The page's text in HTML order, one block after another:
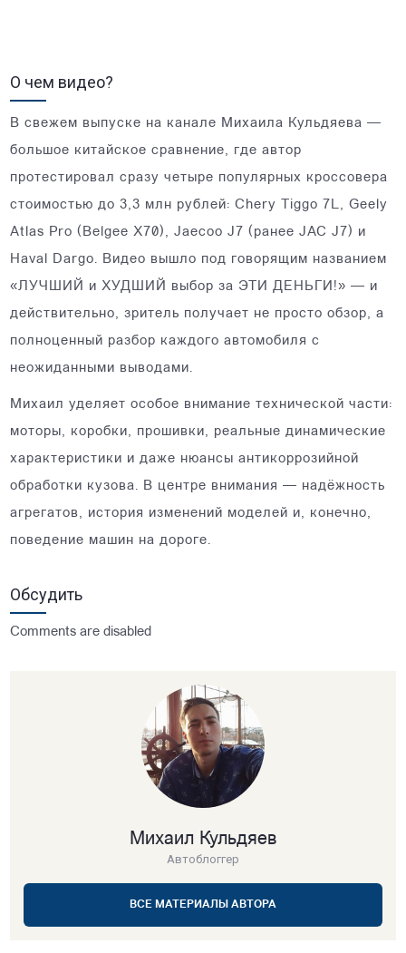
О чем видео?
В свежем выпуске на канале Михаила Кульдяева —
большое китайское сравнение, где автор
протестировал сразу четыре популярных кроссовера
стоимостью до 3,3 млн рублей: Chery Tiggo 7L, Geely
Atlas Pro (Belgee X70), Jaecoo J7 (ранее JAC J7) и
Haval Dargo. Видео вышло под говорящим названием
«ЛУЧШИЙ и ХУДШИЙ выбор за ЭТИ ДЕНЬГИ!» — и
действительно, зритель получает не просто обзор, а
полноценный разбор каждого автомобиля с
неожиданными выводами.
Михаил уделяет особое внимание технической части:
моторы, коробки, прошивки, реальные динамические
характеристики и даже нюансы антикоррозийной
обработки кузова. В центре внимания — надёжность
агрегатов, история изменений моделей и, конечно,
поведение машин на дороге.
Обсудить
Comments are disabled
Михаил Кульдяев
Автоблоггер
ВСЕ МАТЕРИАЛЫ АВТОРА